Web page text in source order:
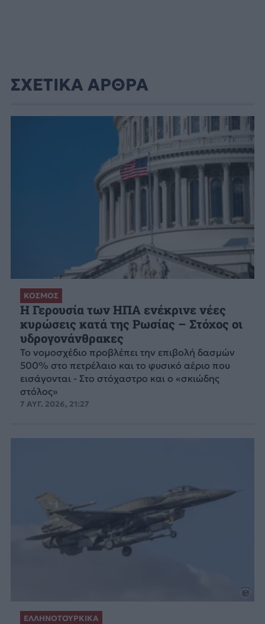
ΣΧΕΤΙΚΑ ΑΡΘΡΑ
ΚΟΣΜΟΣ
Η Γερουσία των ΗΠΑ ενέκρινε νέες
κυρώσεις κατά της Ρωσίας – Στόχος οι
υδρογονάνθρακες
Το νομοσχέδιο προβλέπει την επιβολή δασμών
500% στο πετρέλαιο και το φυσικό αέριο που
εισάγονται - Στο στόχαστρο και ο «σκιώδης
στόλος»
7 ΑΥΓ. 2026, 21:27
ΕΛΛΗΝΟΤΟΥΡΚΙΚΑ